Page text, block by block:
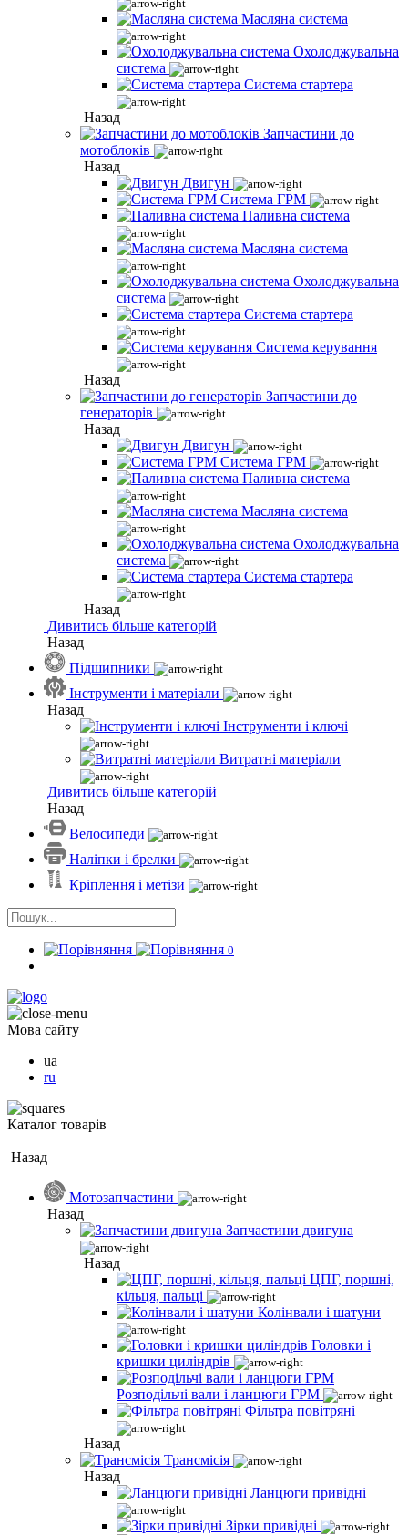
Масляна система
Охолоджувальна
система
Система стартера
Назад
Запчастини до
мотоблоків
Назад
Двигун
Система ГРМ
Паливна система
Масляна система
Охолоджувальна
система
Система стартера
Система керування
Назад
Запчастини до
генераторів
Назад
Двигун
Система ГРМ
Паливна система
Масляна система
Охолоджувальна
система
Система стартера
Назад
Дивитись більше категорій
Назад
Підшипники
Інструменти і матеріали
Назад
Інструменти і ключі
Витратні матеріали
Дивитись більше категорій
Назад
Велосипеди
Наліпки і брелки
Кріплення і метізи
0
Мова сайту
ua
ru
Каталог товарів
Назад
Мотозапчастини
Назад
Запчастини двигуна
Назад
ЦПГ, поршні,
кільця, пальці
Колінвали і шатуни
Головки і
кришки циліндрів
Розподільчі вали і ланцюги ГРМ
Фільтра повітряні
Назад
Трансмісія
Назад
Ланцюги привідні
Зірки привідні